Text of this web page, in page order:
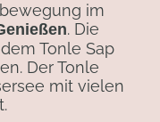
im
. Die
Tonle Sap
Der Tonle
mit vielen